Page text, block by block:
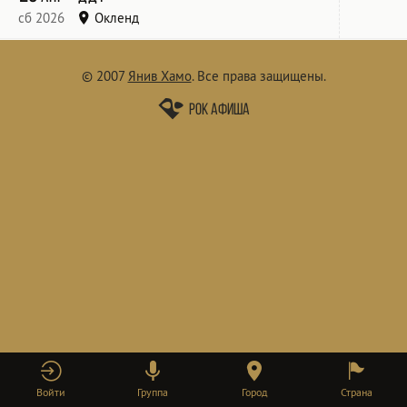
Войти Группа Город Страна
сб 2026 Окленд
© 2007 Янив Хамо. Все права защищены.
Рок афиша